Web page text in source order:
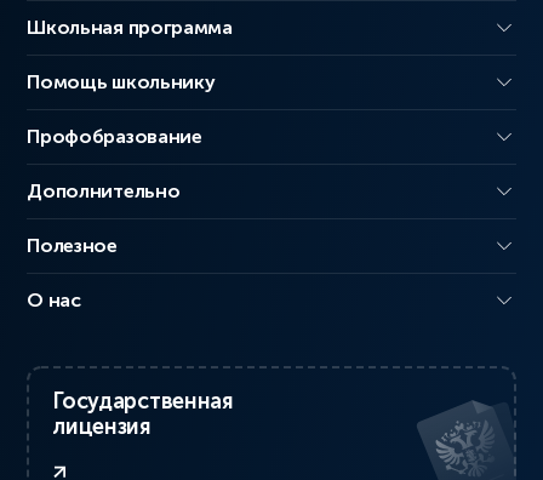
Школьная программа
Помощь школьнику
Профобразование
Дополнительно
Полезное
О нас
Государственная
лицензия